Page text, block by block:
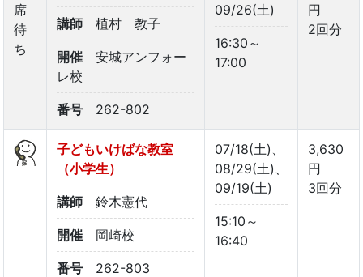
席
待
ち
講師 植村 教子
開催
安城アンフォー
レ校
番号 262-802
09/26(土)
16:30～
17:00
円
2回分
子どもいけばな教室
（小学生）
講師 鈴木憲代
開催 岡崎校
番号 262-803
07/18(土)、
08/29(土)、
09/19(土)
15:10～
16:40
3,630
円
3回分